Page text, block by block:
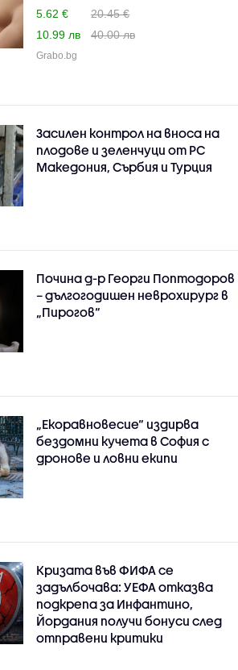
5.62 €
20.45 €
10.99 лв
40.00 лв
Grabo.bg
Засилен контрол на вноса на
плодове и зеленчуци от РС
Македония, Сърбия и Турция
Почина д-р Георги Поптодоров
– дългогодишен неврохирург в
„Пирогов“
„Екоравновесие“ издирва
бездомни кучета в София с
дронове и ловни екипи
Кризата във ФИФА се
задълбочава: УЕФА отказва
подкрепа за Инфантино,
Йордания получи бонуси след
отправени критики